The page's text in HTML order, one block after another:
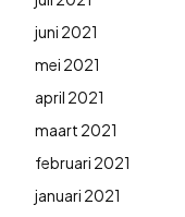
juni 2021
mei 2021
april 2021
maart 2021
februari 2021
januari 2021